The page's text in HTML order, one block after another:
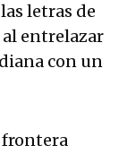
letras de
entrelazar
con un
frontera